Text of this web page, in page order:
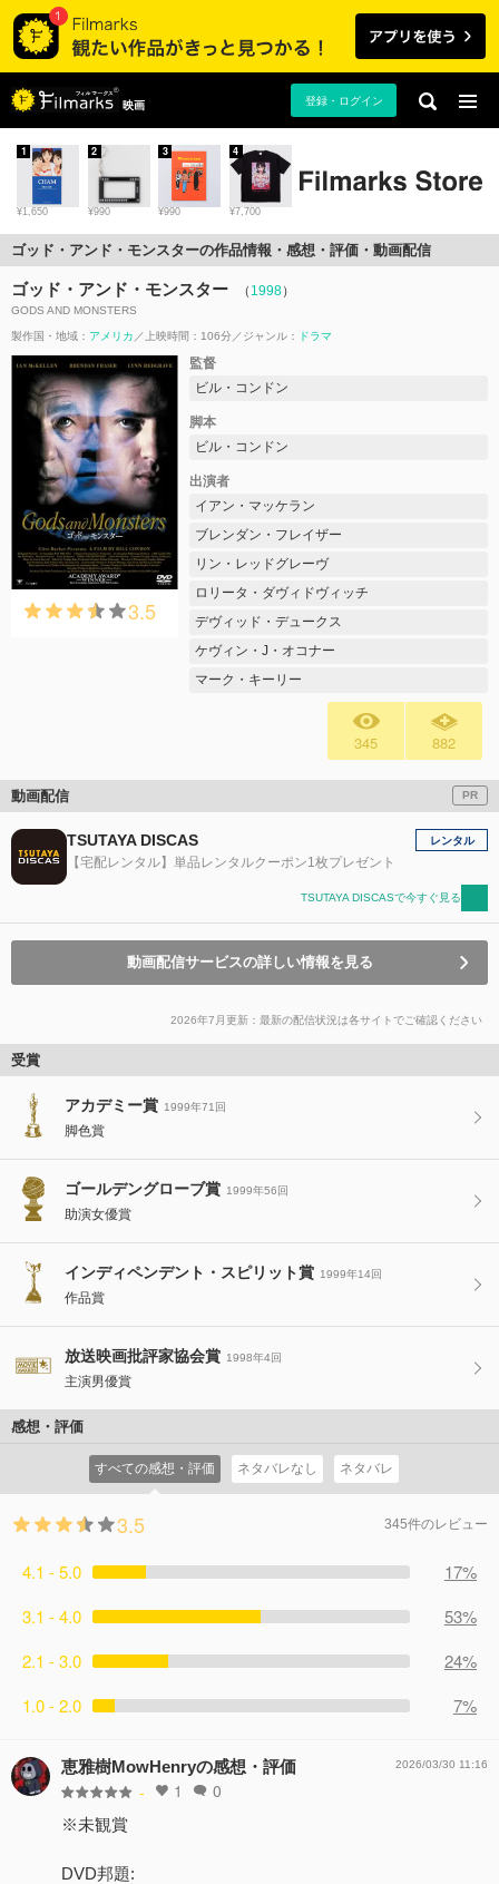
映画 登録・ログイン
¥1,650
1
¥990
2
¥990
3
¥7,700
4
ゴッド・アンド・モンスターの作品情報・感想・評価・動画配信
ゴッド・アンド・モンスター （ 1998）
GODS AND MONSTERS
製作国・地域： アメリカ 上映時間：106分 ジャンル： ドラマ
3.5
監督
ビル・コンドン
脚本
ビル・コンドン
出演者
イアン・マッケラン
ブレンダン・フレイザー
リン・レッドグレーヴ
ロリータ・ダヴィドヴィッチ
デヴィッド・デュークス
ケヴィン・J・オコナー
マーク・キーリー
345 882
動画配信 PR
TSUTAYA DISCAS
【宅配レンタル】単品レンタルクーポン1枚プレゼント
レンタル
TSUTAYA DISCASで今すぐ見る
動画配信サービスの詳しい情報を見る
2026年7月更新：最新の配信状況は各サイトでご確認ください
受賞
アカデミー賞 1999年71回
脚色賞
ゴールデングローブ賞 1999年56回
助演女優賞
インディペンデント・スピリット賞 1999年14回
作品賞
放送映画批評家協会賞 1998年4回
主演男優賞
感想・評価
すべての感想・評価 ネタバレなし ネタバレ
3.5 345件のレビュー
4.1 - 5.0
17%
3.1 - 4.0
53%
2.1 - 3.0
24%
1.0 - 2.0
7%
恵雅樹MowHenryの感想・評価
- 1 0
2026/03/30 11:16
※未観賞
DVD邦題: